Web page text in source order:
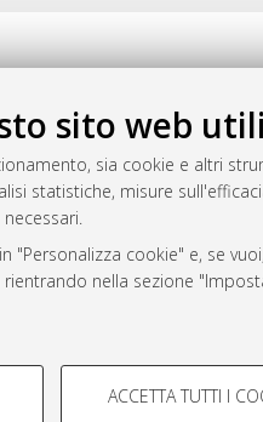
sito web
sia cookie e altri
statistiche, misure
cookie" e, se
nella sezione
ACCETTA TUTTI I
AlmaDL